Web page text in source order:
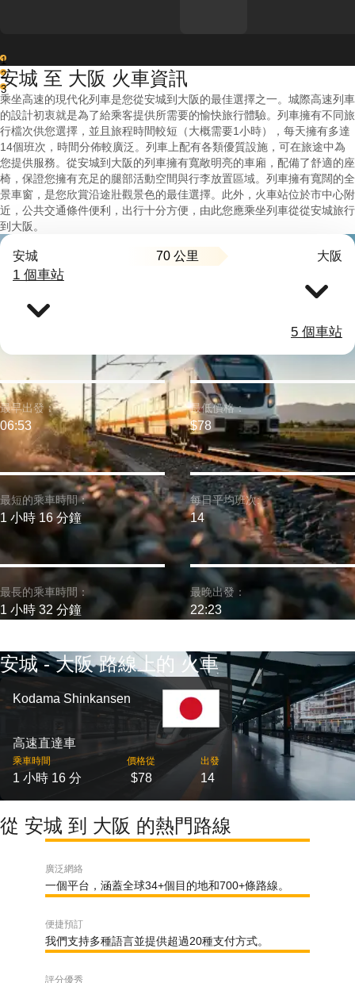
1
2
3
安城 至 大阪 火車資訊
乘坐高速的現代化列車是您從安城到大阪的最佳選擇之一。城際高速列車
的設計初衷就是為了給乘客提供所需要的愉快旅行體驗。列車擁有不同旅
行檔次供您選擇，並且旅程時間較短（大概需要1小時），每天擁有多達
14個班次，時間分佈較廣泛。列車上配有各類優質設施，可在旅途中為
您提供服務。從安城到大阪的列車擁有寬敞明亮的車廂，配備了舒適的座
椅，保證您擁有充足的腿部活動空間與行李放置區域。列車擁有寬闊的全
景車窗，是您欣賞沿途壯觀景色的最佳選擇。此外，火車站位於市中心附
近，公共交通條件便利，出行十分方便，由此您應乘坐列車從從安城旅行
到大阪。
安城 70 公里 大阪
1 個車站
5 個車站
最短的乘車時間：
1 小時 16 分鐘
最早出發：
06:53
最長的乘車時間：
1 小時 32 分鐘
最低價格：
$78
每日平均班次:
14
最晚出發：
22:23
安城 - 大阪 路線上的 火車
Kodama Shinkansen
高速直達車
乘車時間
1 小時 16 分
價格從
$78
出發
14
從 安城 到 大阪 的熱門路線
廣泛網絡
一個平台，涵蓋全球34+個目的地和700+條路線。
便捷預訂
我們支持多種語言並提供超過20種支付方式。
評分優秀